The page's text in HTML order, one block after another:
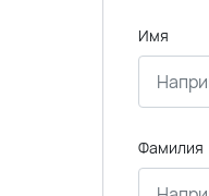
Имя
Фамилия